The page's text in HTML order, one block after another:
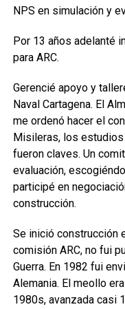
NPS en simulación y
Por 13 años adelanté
para ARC.
Gerencié apoyo y
Naval Cartagena. El
me ordenó hacer el
Misileras, los
fueron claves. Un
evaluación,
participé en
construcción.
Se inició construcción
comisión ARC, no fui
Guerra. En 1982 fui
Alemania. El meollo
1980s, avanzada casi